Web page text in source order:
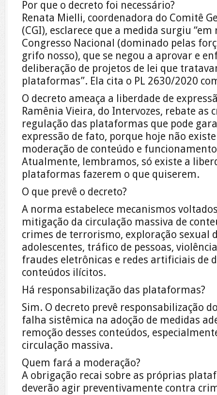
Por que o decreto foi necessário?
Renata Mielli, coordenadora do Comitê
(CGI), esclarece que a medida surgiu
Congresso Nacional (dominado pelas
grifo nosso), que se negou a aprovar e
deliberação de projetos de lei que
plataformas”. Ela cita o PL 2630/2020
O decreto ameaça a liberdade de
Ramênia Vieira, do Intervozes, rebate as
regulação das plataformas que pode
expressão de fato, porque hoje não
moderação de conteúdo e
Atualmente, lembramos, só existe a
plataformas fazerem o que quiserem.
O que prevê o decreto?
A norma estabelece mecanismos
mitigação da circulação massiva de
crimes de terrorismo, exploração sexual
adolescentes, tráfico de pessoas,
fraudes eletrônicas e redes artificiais de
conteúdos ilícitos.
Há responsabilização das plataformas?
Sim. O decreto prevê responsabilização
falha sistêmica na adoção de medidas
remoção desses conteúdos,
circulação massiva.
Quem fará a moderação?
A obrigação recai sobre as próprias
deverão agir preventivamente contra